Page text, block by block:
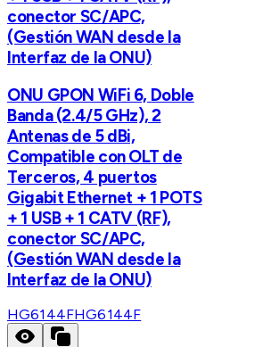
conector SC/APC,
(Gestión WAN desde la
Interfaz de la ONU)
ONU GPON WiFi 6, Doble
Banda (2.4/5 GHz), 2
Antenas de 5 dBi,
Compatible con OLT de
Terceros, 4 puertos
Gigabit Ethernet + 1 POTS
+ 1 USB + 1 CATV (RF),
conector SC/APC,
(Gestión WAN desde la
Interfaz de la ONU)
HG6144FHG6144F